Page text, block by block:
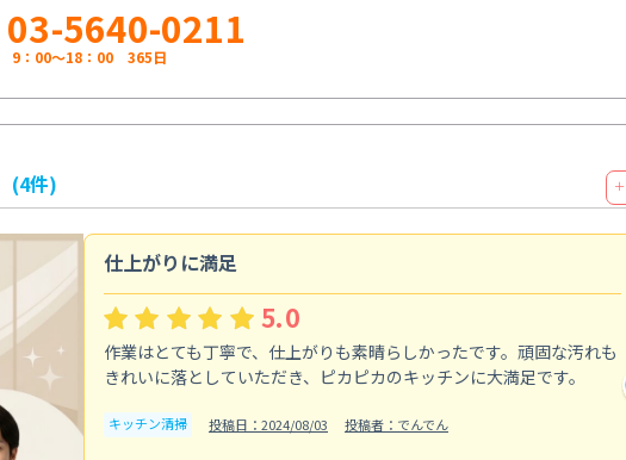
03-5640-0211
9：00～18：00 365日
(4件) ＋
仕上がりに満足
5.0
作業はとても丁寧で、仕上がりも素晴らしかったです。頑固な汚れも
きれいに落としていただき、ピカピカのキッチンに大満足です。
キッチン清掃 投稿日：2024/08/03 投稿者：でんでん